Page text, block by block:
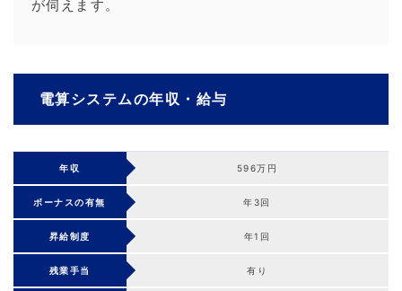
が伺えます。
電算システムの年収・給与
年収 596万円
ボーナスの有無 年3回
昇給制度 年1回
残業手当 有り